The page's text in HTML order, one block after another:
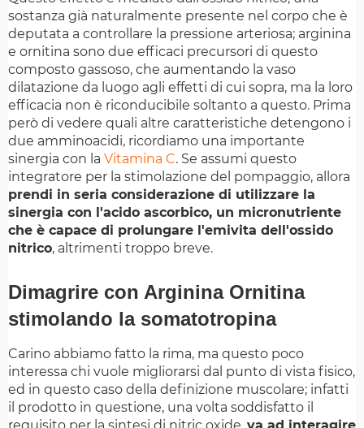
sostanza già naturalmente presente nel corpo che è
deputata a controllare la pressione arteriosa; arginina
e ornitina sono due efficaci precursori di questo
composto gassoso, che aumentando la vaso
dilatazione da luogo agli effetti di cui sopra, ma la loro
efficacia non è riconducibile soltanto a questo. Prima
però di vedere quali altre caratteristiche detengono i
due amminoacidi, ricordiamo una importante
sinergia con la Vitamina C. Se assumi questo
integratore per la stimolazione del pompaggio, allora
prendi in seria considerazione di utilizzare la
sinergia con l'acido ascorbico, un micronutriente
che è capace di prolungare l'emivita dell'ossido
nitrico, altrimenti troppo breve.
Dimagrire con Arginina Ornitina
stimolando la somatotropina
Carino abbiamo fatto la rima, ma questo poco
interessa chi vuole migliorarsi dal punto di vista fisico,
ed in questo caso della definizione muscolare; infatti
il prodotto in questione, una volta soddisfatto il